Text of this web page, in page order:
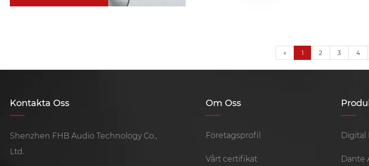
« 1 2 3 4
Kontakta Oss
Shenzhen FHB Audio Technology Co.,
Ltd.
Om Oss
Företagsprofil
Vårt certifikat
Digital
Dante